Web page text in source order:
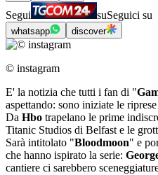
Segui suSeguici su
whatsapp discover
© instagram
E' la notizia che tutti i fan di "
aspettando: sono iniziate le
Da Hbo trapelano le prime
Titanic Studios di Belfast e le
Sarà intitolato "Bloodmoon" e
che hanno ispirato la serie:
cantiere ci sarebbero